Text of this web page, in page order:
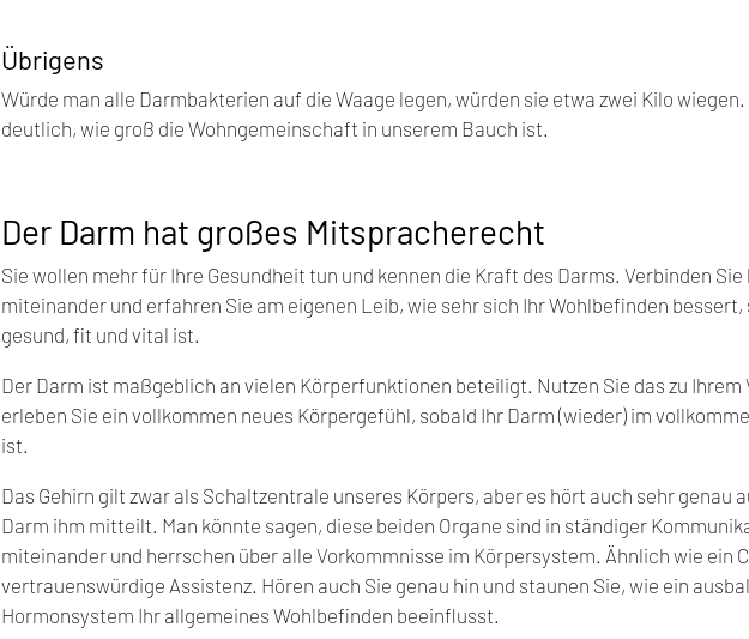
Übrigens
Würde man alle Darmbakterien auf die Waage legen, würden sie etwa zwei Kilo
deutlich, wie groß die Wohngemeinschaft in unserem Bauch ist.
Der Darm hat großes Mitspracherecht
Sie wollen mehr für Ihre Gesundheit tun und kennen die Kraft des Darms. Verbinden Sie
miteinander und erfahren Sie am eigenen Leib, wie sehr sich Ihr Wohlbefinden bessert,
gesund, fit und vital ist.
Der Darm ist maßgeblich an vielen Körperfunktionen beteiligt. Nutzen Sie das zu Ihrem
erleben Sie ein vollkommen neues Körpergefühl, sobald Ihr Darm (wieder) im
ist.
Das Gehirn gilt zwar als Schaltzentrale unseres Körpers, aber es hört auch sehr genau
Darm ihm mitteilt. Man könnte sagen, diese beiden Organe sind in ständiger
miteinander und herrschen über alle Vorkommnisse im Körpersystem. Ähnlich wie ein
vertrauenswürdige Assistenz. Hören auch Sie genau hin und staunen Sie, wie ein
Hormonsystem Ihr allgemeines Wohlbefinden beeinflusst.